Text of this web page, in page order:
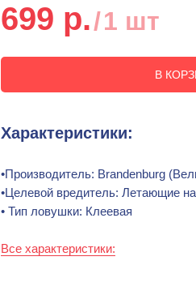
699 р./1 шт
В
Характеристики:
•Производитель: Brandenburg
•Целевой вредитель: Летающие
• Тип ловушки: Клеевая
Все характеристики: